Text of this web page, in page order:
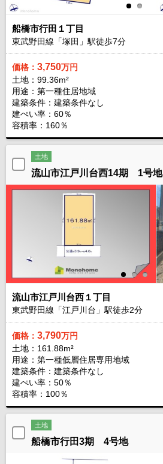
船橋市行田１丁目
東武野田線「塚田」駅徒歩7分
価格： 3,750万円
土地：99.36m²
用途：第一種住居地域
建築条件： 建築条件なし
建ぺい率：60％
容積率：160％
土地
流山市江戸川台西14期 1号地
流山市江戸川台西１丁目
東武野田線「江戸川台」駅徒歩2分
価格： 3,790万円
土地：161.88m²
用途：第一種低層住居専用地域
建築条件： 建築条件なし
建ぺい率：50％
容積率：100％
土地
船橋市行田3期 4号地